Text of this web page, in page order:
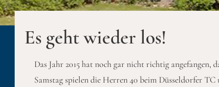
Es geht wieder los!
Das Jahr 2015 hat noch gar nicht richtig angefangen,
Samstag spielen die Herren 40 beim Düsseldorfer